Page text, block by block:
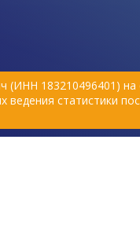
183210496401)
статистики